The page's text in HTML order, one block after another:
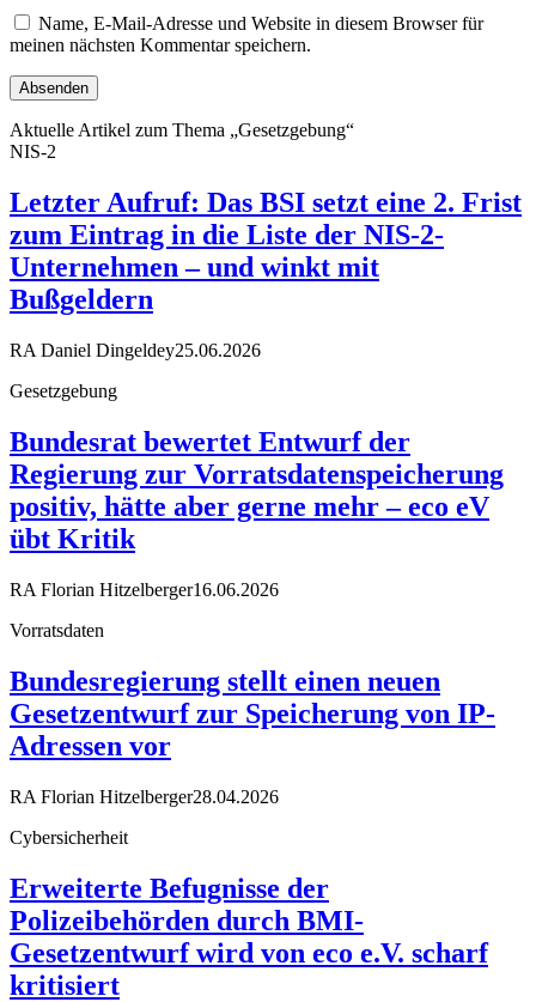
Name, E-Mail-Adresse und Website in diesem Browser für
meinen nächsten Kommentar speichern.
Aktuelle Artikel zum Thema „Gesetzgebung“
NIS-2
Letzter Aufruf: Das BSI setzt eine 2. Frist
zum Eintrag in die Liste der NIS-2-
Unternehmen – und winkt mit
Bußgeldern
RA Daniel Dingeldey25.06.2026
Gesetzgebung
Bundesrat bewertet Entwurf der
Regierung zur Vorratsdatenspeicherung
positiv, hätte aber gerne mehr – eco eV
übt Kritik
RA Florian Hitzelberger16.06.2026
Vorratsdaten
Bundesregierung stellt einen neuen
Gesetzentwurf zur Speicherung von IP-
Adressen vor
RA Florian Hitzelberger28.04.2026
Cybersicherheit
Erweiterte Befugnisse der
Polizeibehörden durch BMI-
Gesetzentwurf wird von eco e.V. scharf
kritisiert